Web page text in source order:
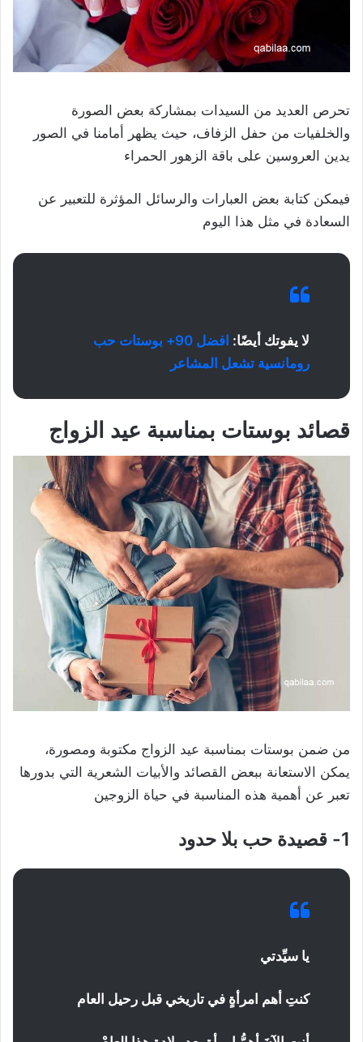
تحرص العديد من السيدات بمشاركة بعض الصورة
والخلفيات من حفل الزفاف، حيث يظهر أمامنا في الصور
يدين العروسين على باقة الزهور الحمراء
فيمكن كتابة بعض العبارات والرسائل المؤثرة للتعبير عن
السعادة في مثل هذا اليوم
لا يفوتك أيضًا:
افضل 90+ بوستات حب
رومانسية تشعل المشاعر
قصائد بوستات بمناسبة عيد الزواج
من ضمن بوستات بمناسبة عيد الزواج مكتوبة ومصورة،
يمكن الاستعانة ببعض القصائد والأبيات الشعرية التي بدورها
تعبر عن أهمية هذه المناسبة في حياة الزوجين
1- قصيدة حب بلا حدود
يا سيِّدتي
كنتِ أهم امرأةٍ في تاريخي قبل رحيل العام